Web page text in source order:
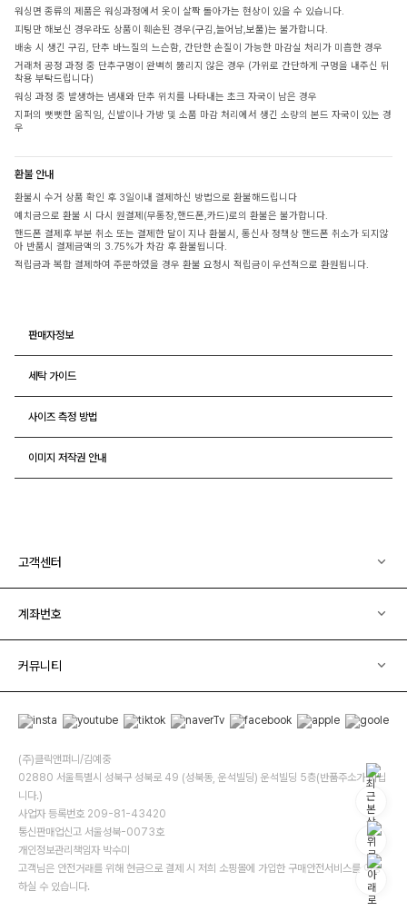
워싱면 종류의 제품은 워싱과정에서 옷이 살짝 돌아가는 현상이 있을 수 있습니다.
피팅만 해보신 경우라도 상품이 훼손된 경우(구김,늘어남,보풀)는 불가합니다.
배송 시 생긴 구김, 단추 바느질의 느슨함, 간단한 손질이 가능한 마감실 처리가 미흡한 경우
거래처 공정 과정 중 단추구멍이 완벽히 뚫리지 않은 경우 (가위로 간단하게 구멍을 내주신 뒤
착용 부탁드립니다)
워싱 과정 중 발생하는 냄새와 단추 위치를 나타내는 초크 자국이 남은 경우
지퍼의 뻣뻣한 움직임, 신발이나 가방 및 소품 마감 처리에서 생긴 소량의 본드 자국이 있는 경
우
환불 안내
환불시 수거 상품 확인 후 3일이내 결제하신 방법으로 환불해드립니다
예치금으로 환불 시 다시 원결제(무통장,핸드폰,카드)로의 환불은 불가합니다.
핸드폰 결제후 부분 취소 또는 결제한 달이 지나 환불시, 통신사 정책상 핸드폰 취소가 되지않
아 반품시 결제금액의 3.75%가 차감 후 환불됩니다.
적립금과 복합 결제하여 주문하였을 경우 환불 요청시 적립금이 우선적으로 환원됩니다.
판매자정보
세탁 가이드
사이즈 측정 방법
이미지 저작권 안내
고객센터
계좌번호
커뮤니티
(주)클릭앤퍼니/김예중
02880 서울특별시 성북구 성북로 49 (성북동, 운석빌딩) 운석빌딩 5층(반품주소가 아닙
니다.)
사업자 등록번호 209-81-43420
통신판매업신고 서울성북-0073호
개인정보관리책임자 박수미
고객님은 안전거래를 위해 현금으로 결제 시 저희 소핑몰에 가입한 구매안전서비스를 이용
하실 수 있습니다.